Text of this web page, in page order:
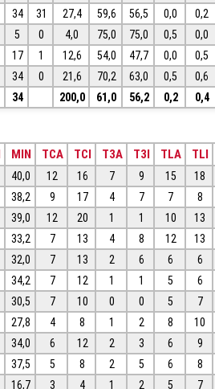
34 31 27,4 59,6 56,5 0,0
0,2
5 0 4,0 75,0 75,0 0,5
0,0
17 1 12,6 54,0 47,7 0,0
0,5
34 0 21,6 70,2 63,0 0,5
0,6
34 200,0 61,0 56,2 0,2 0,4
MIN TCA TCI T3A T3I TLA TLI
40,0 12 16 7 9 15
18
38,2 9 17 4 7 7
8
39,0 12 20 1 1 10
13
33,2 7 13 4 8 12
13
32,0 7 13 2 6 6
6
34,2 7 12 1 1 5
6
30,5 7 10 0 0 5
7
27,8 4 8 1 2 8
10
34,0 6 12 2 3 6
9
37,5 5 8 2 5 6
8
16,7 3 4 1 2 5
7